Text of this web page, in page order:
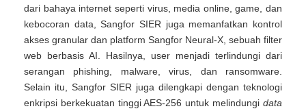
dari bahaya internet seperti virus, media online, game, dan
kebocoran data, Sangfor SIER juga memanfatkan kontrol
akses granular dan platform Sangfor Neural-X, sebuah filter
web berbasis AI. Hasilnya, user menjadi terlindungi dari
serangan phishing, malware, virus, dan ransomware.
Selain itu, Sangfor SIER juga dilengkapi dengan teknologi
enkripsi berkekuatan tinggi AES-256 untuk melindungi data